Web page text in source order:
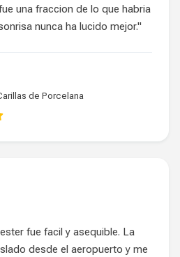
una fraccion de lo que habria
nunca ha lucido mejor."
de Porcelana
fue facil y asequible. La
desde el aeropuerto y me